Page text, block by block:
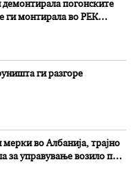
погонските
ги монтирала во РЕК
ги разгоре
во Aлбанија, трајно
за управување возило под